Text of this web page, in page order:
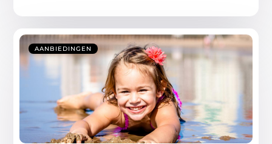
AANBIEDINGEN